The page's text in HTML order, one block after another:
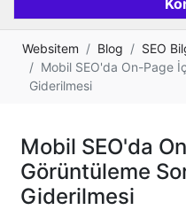
Websitem Blog
SEO
Mobil SEO'da On-Page
Giderilmesi
Mobil SEO'da
Görüntüleme
Giderilmesi